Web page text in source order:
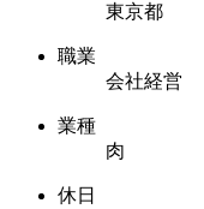
東京都
職業
会社経営
業種
肉
休日